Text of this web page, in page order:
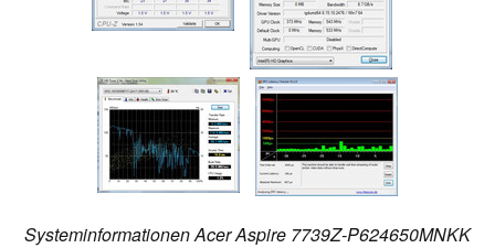
Systeminformationen Acer Aspire 7739Z-P624650MNKK